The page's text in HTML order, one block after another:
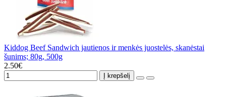
Kiddog Beef Sandwich jautienos ir menkės juostelės, skanėstai
šunims; 80g, 500g
2.50€
Į krepšelį